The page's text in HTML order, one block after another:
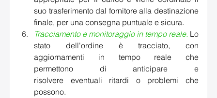
suo trasferimento dal fornitore alla destinazione
finale, per una consegna puntuale e sicura.
Tracciamento e monitoraggio in tempo reale. Lo
stato dell'ordine è tracciato, con
aggiornamenti in tempo reale che
permettono di anticipare e
risolvere eventuali ritardi o problemi che
possono.